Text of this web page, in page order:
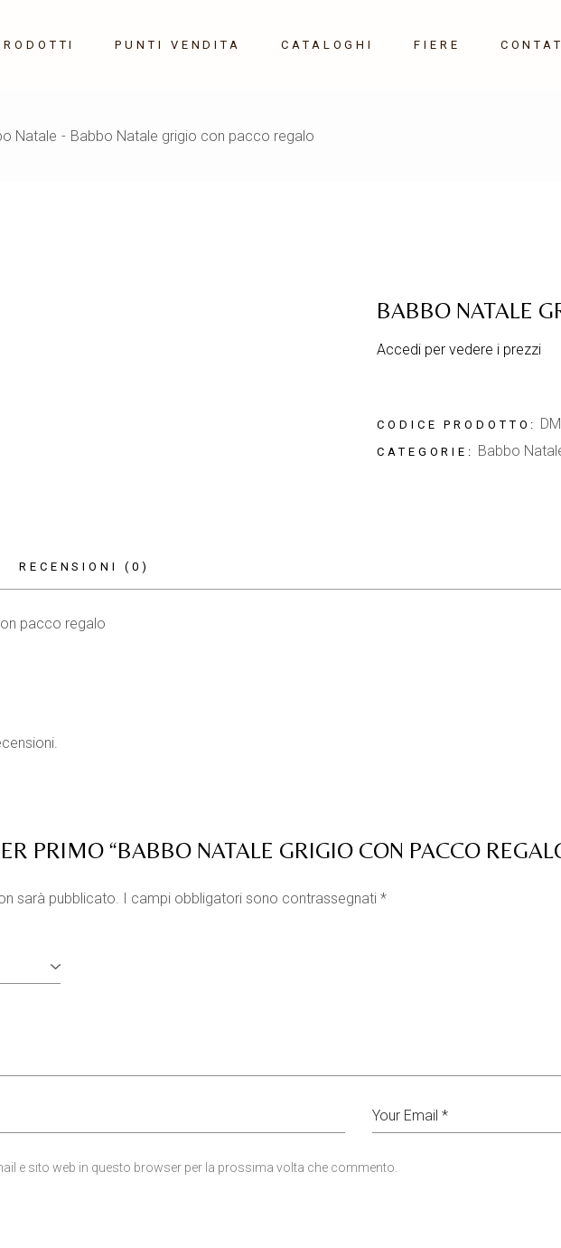
profumati
PUNTI VENDITA CATALOGHI FIERE
Natale Babbo Natale grigio con pacco regalo
BABBO NATALE
Accedi per vedere i prezzi
CODICE PRODOTTO:
CATEGORIE: Babbo
RECENSIONI (0)
pacco regalo
PRIMO “BABBO NATALE GRIGIO CON PACCO
sarà pubblicato. I campi obbligatori sono contrassegnati *
e sito web in questo browser per la prossima volta che commento.